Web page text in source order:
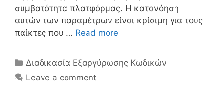
συμβατότητα πλατφόρμας. Η κατανόηση
αυτών των παραμέτρων είναι κρίσιμη για τους
παίκτες που … Read more
Categories
Διαδικασία Εξαργύρωσης Κωδικών
Leave a comment